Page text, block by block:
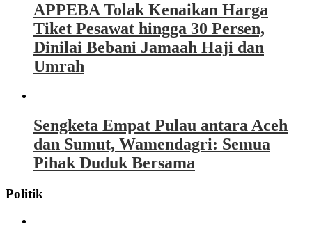
APPEBA Tolak Kenaikan Harga
Tiket Pesawat hingga 30 Persen,
Dinilai Bebani Jamaah Haji dan
Umrah
Sengketa Empat Pulau antara Aceh
dan Sumut, Wamendagri: Semua
Pihak Duduk Bersama
Politik